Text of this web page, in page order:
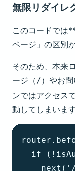
無限リダイレ
このコードでは
ページ」の区別
そのため、本来
ージ（/）やお
ンではアクセス
動してしまいます
if
next('/